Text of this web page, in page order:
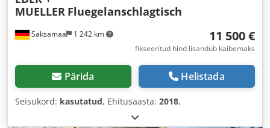
Saksamaa 1 242 km
MUELLER Fluegelanschlagtisch
11 500 €
fikseeritud hind lisandub käibemaks
Pärida Helistada
Seisukord: kasutatud, Ehitusaasta: 2018,